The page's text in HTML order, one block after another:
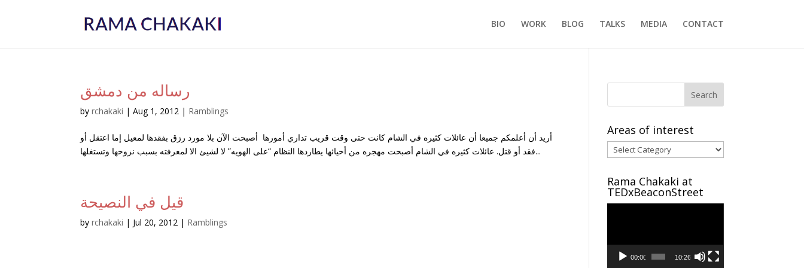
BIO WORK BLOG TALKS MEDIA CONTACT
رساله من دمشق
byrchakaki |Aug 1, 2012 | Ramblings
أريد أن أعلمكم جميعا أن عائلات كثيره في الشام كانت حتى وقت قريب تداري أمورها أصبحت الآن بلا مورد رزق بفقدها لمعيل إما اعتقل أو
فقد أو قتل. عائلات كثيره في الشام أصبحت مهجره من أحيائها يطاردها النظام “على الهويه” لا لشيئ الا لمعرفته بسبب نزوحها وتستغلها...
قيل في النصيحة
byrchakaki | Jul 20, 2012 | Ramblings
Areas of interest
Areas
of
interest
Rama Chakaki at
TEDxBeaconStreet
00:00 10:26